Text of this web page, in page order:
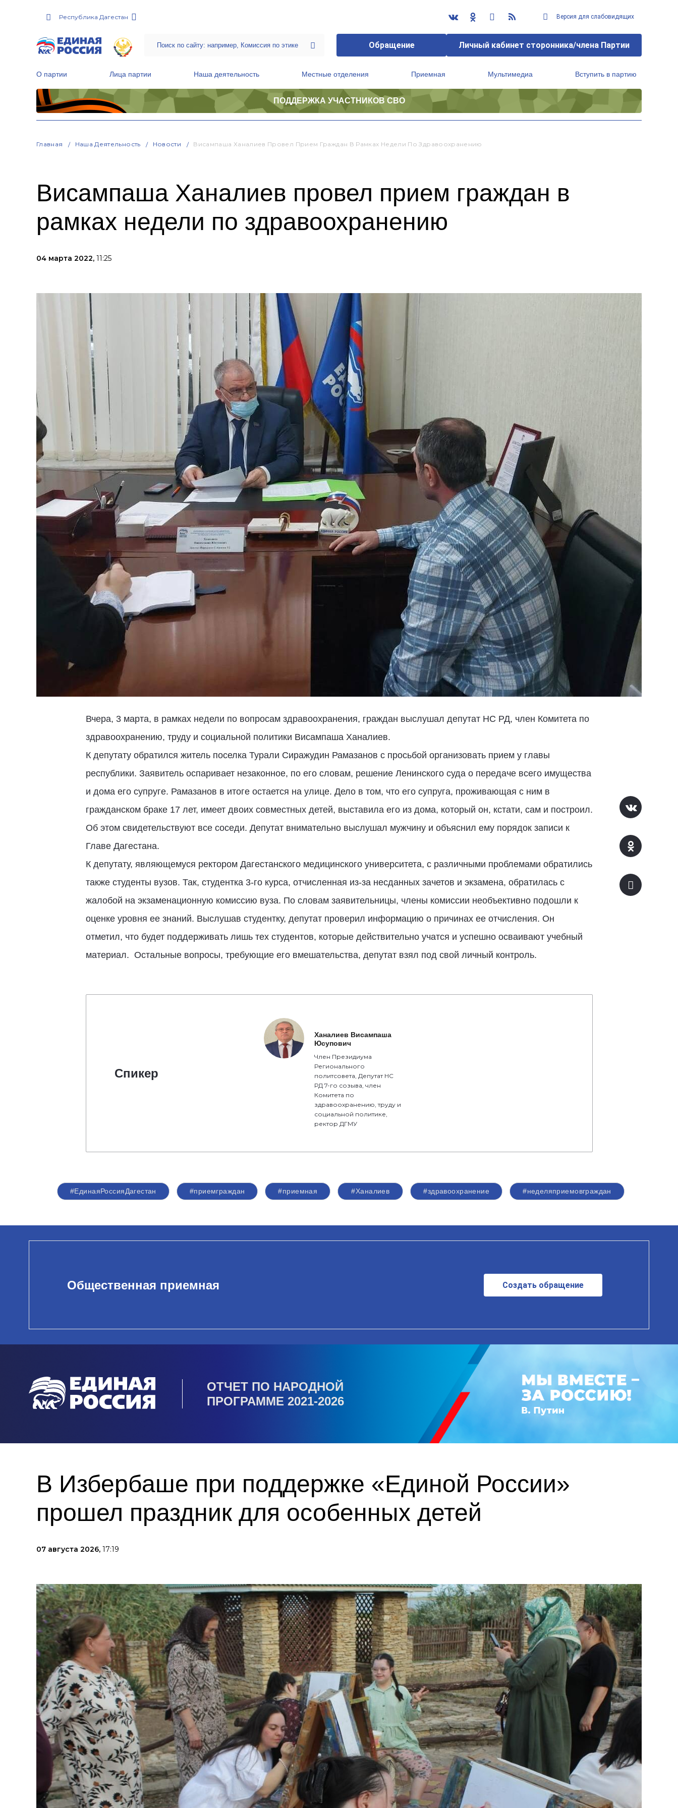
Республика Дагестан Версия для слабовидящих
Обращение Личный кабинет сторонника/члена Партии
О партии Лица партии Наша деятельность Местные отделения Приемная Мультимедиа Вступить в партию
ПОДДЕРЖКА УЧАСТНИКОВ СВО
Главная Наша Деятельность Новости Висампаша Ханалиев Провел Прием Граждан В Рамках Недели По Здравоохранению
Висампаша Ханалиев провел прием граждан в
рамках недели по здравоохранению
04 марта 2022, 11:25
Вчера, 3 марта, в рамках недели по вопросам здравоохранения, граждан выслушал депутат НС РД, член Комитета по
здравоохранению, труду и социальной политики Висампаша Ханалиев.
К депутату обратился житель поселка Турали Сиражудин Рамазанов с просьбой организовать прием у главы
республики. Заявитель оспаривает незаконное, по его словам, решение Ленинского суда о передаче всего имущества
и дома его супруге. Рамазанов в итоге остается на улице. Дело в том, что его супруга, проживающая с ним в
гражданском браке 17 лет, имеет двоих совместных детей, выставила его из дома, который он, кстати, сам и построил.
Об этом свидетельствуют все соседи. Депутат внимательно выслушал мужчину и объяснил ему порядок записи к
Главе Дагестана.
К депутату, являющемуся ректором Дагестанского медицинского университета, с различными проблемами обратились
также студенты вузов. Так, студентка 3-го курса, отчисленная из-за несданных зачетов и экзамена, обратилась с
жалобой на экзаменационную комиссию вуза. По словам заявительницы, члены комиссии необъективно подошли к
оценке уровня ее знаний. Выслушав студентку, депутат проверил информацию о причинах ее отчисления. Он
отметил, что будет поддерживать лишь тех студентов, которые действительно учатся и успешно осваивают учебный
материал. Остальные вопросы, требующие его вмешательства, депутат взял под свой личный контроль.
Спикер
Ханалиев Висампаша
Юсупович
Член Президиума
Регионального
политсовета, Депутат НС
РД 7-го созыва, член
Комитета по
здравоохранению, труду и
социальной политике,
ректор ДГМУ
#ЕдинаяРоссияДагестан #приемграждан #приемная #Ханалиев #здравоохранение #неделяприемовграждан
Общественная приемная Создать обращение
ОТЧЕТ ПО НАРОДНОЙ
ПРОГРАММЕ 2021-2026
В Избербаше при поддержке «Единой России»
прошел праздник для особенных детей
07 августа 2026, 17:19